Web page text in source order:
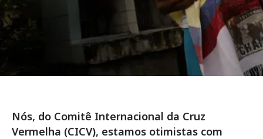
Nós, do Comitê Internacional da Cruz
Vermelha (CICV), estamos otimistas com